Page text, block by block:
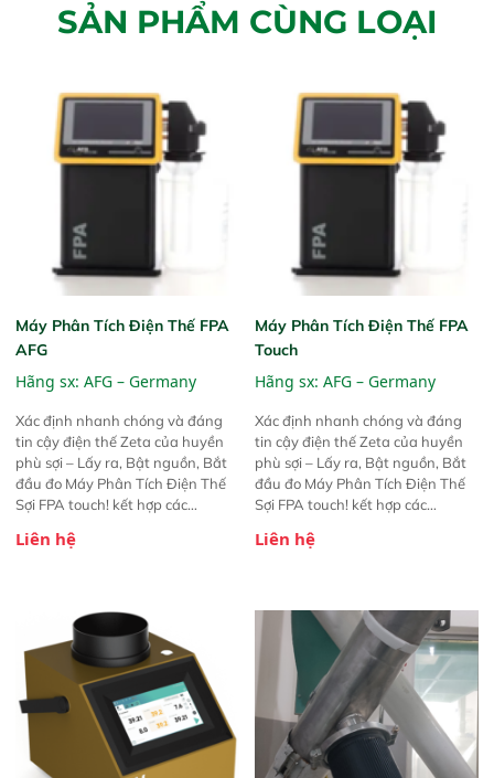
SẢN PHẨM CÙNG LOẠI
Máy Phân Tích Điện Thế FPA
AFG
Hãng sx: AFG – Germany
Xác định nhanh chóng và đáng
tin cậy điện thế Zeta của huyền
phù sợi – Lấy ra, Bật nguồn, Bắt
đầu đo Máy Phân Tích Điện Thế
Sợi FPA touch! kết hợp các
được chứng minh với sự đơn giản
trước đó. Nhưng so với các phiên
bản trước, FPA touch! nhỏ hơn và
nhẹ hơn đáng kể, đồng thời được
nâng cấp với các tính năng mới.
Liên hệ
Máy Phân Tích Điện Thế FPA
Touch
Hãng sx: AFG – Germany
Xác định nhanh chóng và đáng
tin cậy điện thế Zeta của huyền
phù sợi – Lấy ra, Bật nguồn, Bắt
đầu đo Máy Phân Tích Điện Thế
Sợi FPA touch! kết hợp các
được chứng minh với sự đơn giản
trước đó. Nhưng so với các phiên
bản trước, FPA touch! nhỏ hơn và
nhẹ hơn đáng kể, đồng thời được
nâng cấp với các tính năng mới.
Liên hệ